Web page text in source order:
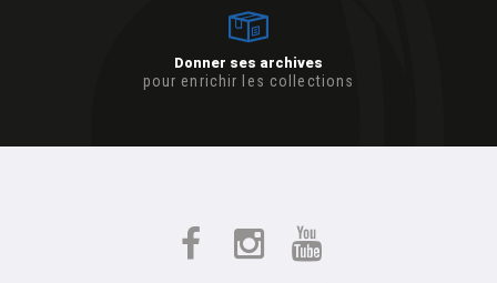
Donner ses archives
pour enrichir les collections